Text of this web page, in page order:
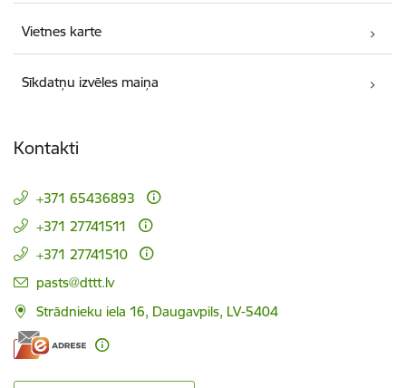
Vietnes karte
Sīkdatņu izvēles maiņa
Kontakti
+371 65436893
+371 27741511
+371 27741510
E-pasts:
pasts@dttt.lv
Strādnieku iela 16, Daugavpils, LV-5404